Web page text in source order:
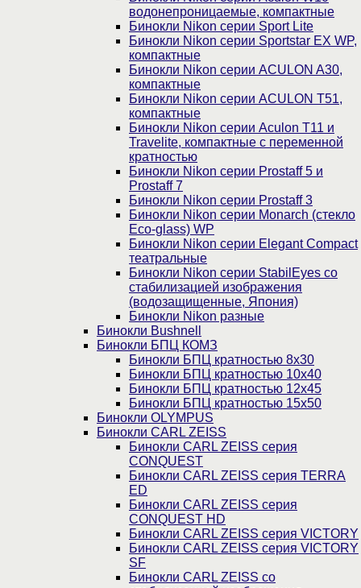
водонепроницаемые, компактные
Бинокли Nikon серии Sport Lite
Бинокли Nikon серии Sportstar EX WP,
компактные
Бинокли Nikon серии ACULON A30,
компактные
Бинокли Nikon серии ACULON Т51,
компактные
Бинокли Nikon серии Aculon T11 и
Travelite, компактные с переменной
кратностью
Бинокли Nikon серии Prostaff 5 и
Prostaff 7
Бинокли Nikon серии Prostaff 3
Бинокли Nikon серии Monarch (стекло
Eco-glass) WP
Бинокли Nikon серии Elegant Compact
театральные
Бинокли Nikon серии StabilEyes со
стабилизацией изображения
(водозащищенные, Япония)
Бинокли Nikon разные
Бинокли Bushnell
Бинокли БПЦ КОМЗ
Бинокли БПЦ кратностью 8х30
Бинокли БПЦ кратностью 10х40
Бинокли БПЦ кратностью 12х45
Бинокли БПЦ кратностью 15х50
Бинокли OLYMPUS
Бинокли CARL ZEISS
Бинокли CARL ZEISS серия
CONQUEST
Бинокли CARL ZEISS серия TERRA
ED
Бинокли CARL ZEISS серия
CONQUEST HD
Бинокли CARL ZEISS серия VICTORY
Бинокли CARL ZEISS серия VICTORY
SF
Бинокли CARL ZEISS со